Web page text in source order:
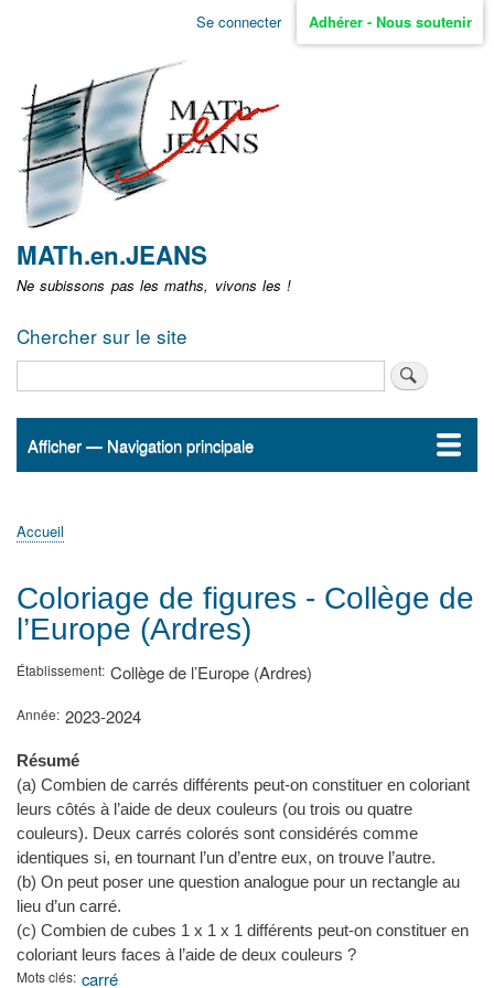
Aller
non
identifié
Se connecter Adhérer - Nous soutenir
MATh.en.JEANS
Ne subissons pas les maths, vivons les !
Chercher sur le site
Navigation
Afficher — Navigation principale
Accueil
ActualitésMATh.en.JEANS ?
Régions et Ateliers
Créer, gérer un atelier
Sujets/Publications
Congrès
d'Ariane
Accueil
Coloriage de figures - Collège de
l’Europe (Ardres)
Établissement Collège de l’Europe (Ardres)
Année 2023-2024
Résumé
(a) Combien de carrés différents peut-on constituer en coloriant
leurs côtés à l’aide de deux couleurs (ou trois ou quatre
couleurs). Deux carrés colorés sont considérés comme
identiques si, en tournant l’un d’entre eux, on trouve l’autre.
(b) On peut poser une question analogue pour un rectangle au
lieu d’un carré.
(c) Combien de cubes 1 x 1 x 1 différents peut-on constituer en
coloriant leurs faces à l’aide de deux couleurs ?
Mots clés carré